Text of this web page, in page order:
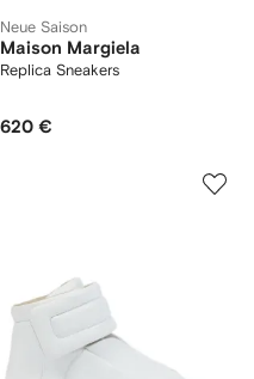
Neue Saison
Maison Margiela
Replica Sneakers
620 €